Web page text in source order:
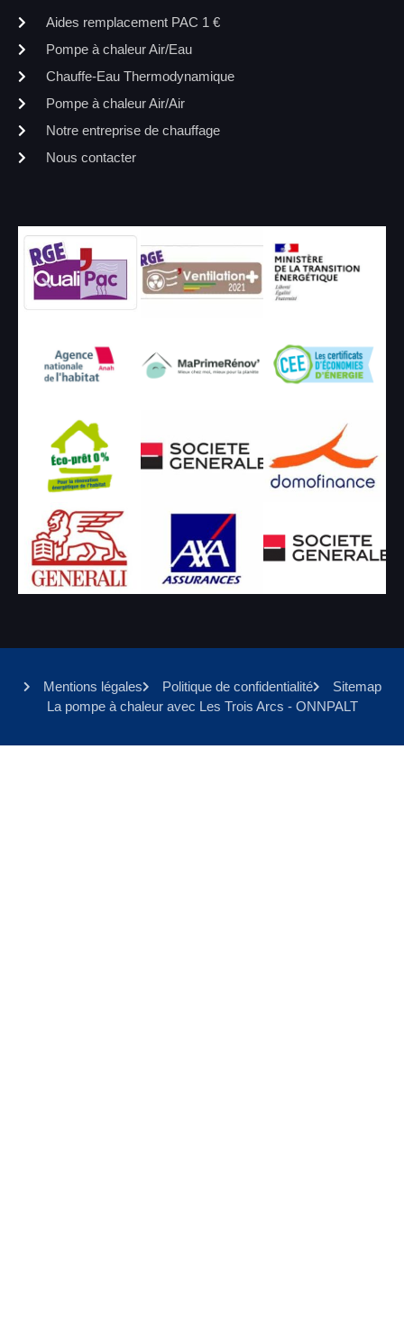
Aides remplacement PAC 1 €
Pompe à chaleur Air/Eau
Chauffe-Eau Thermodynamique
Pompe à chaleur Air/Air
Notre entreprise de chauffage
Nous contacter
Mentions légales Politique de confidentialité
Sitemap
La pompe à chaleur avec Les Trois Arcs - ONNPALT